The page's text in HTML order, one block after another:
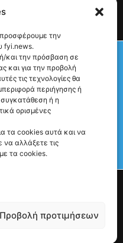
την
fyi.news.
και την πρόσβαση σε
και για την προβολή
τις τεχνολογίες θα
περιήγησης ή
ή η
ορισμένες
τα cookies αυτά και να
να αλλάξετε τις
τα cookies.
Προβολή προτιμήσεων